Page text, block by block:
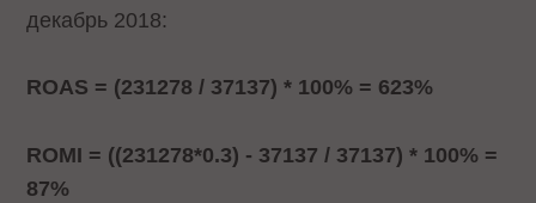
декабрь 2018:
ROAS = (231278 / 37137) * 100% = 623%
ROMI = ((231278*0.3) - 37137 / 37137) * 100% =
87%